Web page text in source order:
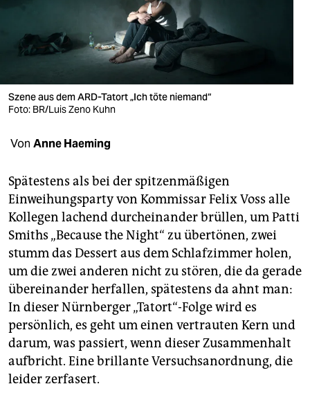
wahrheit
verlag
verlag
veranstaltungen
fragen & hilfe
unterstützen
abo
genossenschaft
epaper login
Szene aus dem ARD-Tatort „Ich töte niemand“
Foto: BR/Luis Zeno Kuhn
Von Anne Haeming
Spätestens als bei der spitzenmäßigen
Einweihungsparty von Kommissar Felix Voss alle
Kollegen lachend durch­ein­ander brüllen, um Patti
Smiths „Because the Night“ zu übertönen, zwei
stumm das Dessert aus dem Schlafzimmer holen,
um die zwei anderen nicht zu stören, die da gerade
übereinander herfallen, spätestens da ahnt man:
In dieser Nürnberger „Tatort“-Folge wird es
persönlich, es geht um einen vertrauten Kern und
darum, was passiert, wenn dieser Zusammenhalt
aufbricht. Eine brillante Versuchsanordnung, die
leider zerfasert.